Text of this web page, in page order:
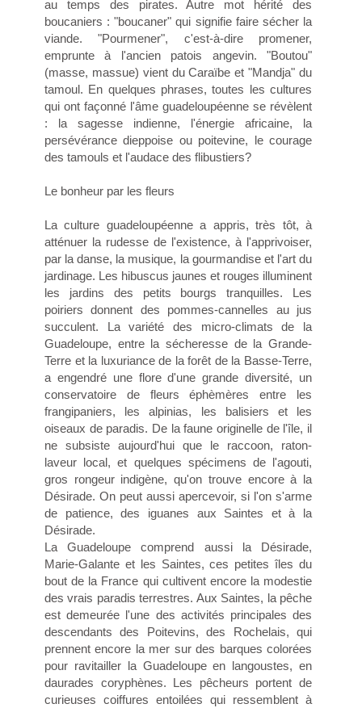
au temps des pirates. Autre mot hérité des
boucaniers : "boucaner" qui signifie faire sécher la
viande. "Pourmener", c'est-à-dire promener,
emprunte à l'ancien patois angevin. "Boutou"
(masse, massue) vient du Caraïbe et "Mandja" du
tamoul. En quelques phrases, toutes les cultures
qui ont façonné l'âme guadeloupéenne se révèlent
: la sagesse indienne, l'énergie africaine, la
persévérance dieppoise ou poitevine, le courage
des tamouls et l'audace des flibustiers?
Le bonheur par les fleurs
La culture guadeloupéenne a appris, très tôt, à
atténuer la rudesse de l'existence, à l'apprivoiser,
par la danse, la musique, la gourmandise et l'art du
jardinage. Les hibuscus jaunes et rouges illuminent
les jardins des petits bourgs tranquilles. Les
poiriers donnent des pommes-cannelles au jus
succulent. La variété des micro-climats de la
Guadeloupe, entre la sécheresse de la Grande-
Terre et la luxuriance de la forêt de la Basse-Terre,
a engendré une flore d'une grande diversité, un
conservatoire de fleurs éphèmères entre les
frangipaniers, les alpinias, les balisiers et les
oiseaux de paradis. De la faune originelle de l'île, il
ne subsiste aujourd'hui que le raccoon, raton-
laveur local, et quelques spécimens de l'agouti,
gros rongeur indigène, qu'on trouve encore à la
Désirade. On peut aussi apercevoir, si l'on s'arme
de patience, des iguanes aux Saintes et à la
Désirade.
La Guadeloupe comprend aussi la Désirade,
Marie-Galante et les Saintes, ces petites îles du
bout de la France qui cultivent encore la modestie
des vrais paradis terrestres. Aux Saintes, la pêche
est demeurée l'une des activités principales des
descendants des Poitevins, des Rochelais, qui
prennent encore la mer sur des barques colorées
pour ravitailler la Guadeloupe en langoustes, en
daurades coryphènes. Les pêcheurs portent de
curieuses coiffures entoilées qui ressemblent à